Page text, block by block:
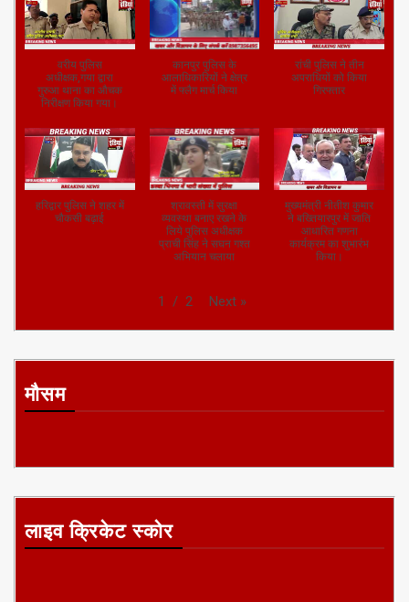
वरीय पुलिस
अधीक्षक,गया द्वारा
गुरुआ थाना का औचक
निरीक्षण किया गया।
कानपुर पुलिस के
आलाधिकारियों ने क्षेत्र
में फ्लैग मार्च किया
रांची पुलिस ने तीन
अपराधियों को किया
गिरफ्तार
हरिद्वार पुलिस ने शहर में
चौकसी बढ़ाई
श्रावस्ती में सुरक्षा
व्यवस्था बनाए रखने के
लिये पुलिस अधीक्षक
प्राची सिंह ने सघन गश्त
अभियान चलाया
मुख्यमंत्री नीतीश कुमार
ने बख्तियारपुर में जाति
आधारित गणना
कार्यक्रम का शुभारंभ
किया।
1 / 2 Next »
मौसम
लाइव क्रिकेट स्कोर